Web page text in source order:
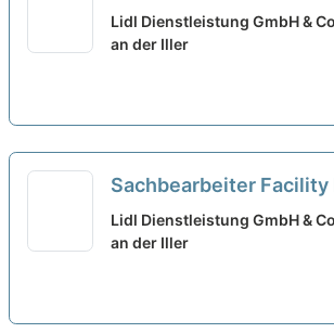
(m/w/d) neu
Lidl Dienstleistung GmbH &
an der Iller
Sachbearbeiter Facility
(m/w/d) neu
Lidl Dienstleistung GmbH &
an der Iller